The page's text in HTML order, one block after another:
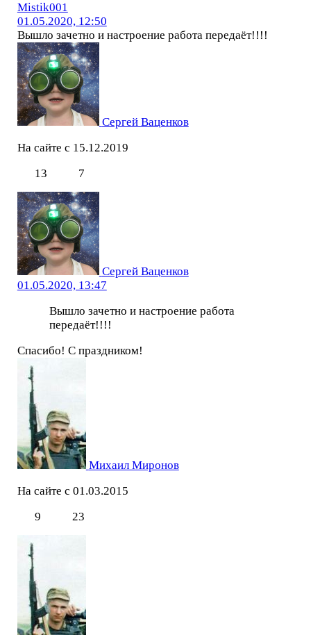
Mistik001
01.05.2020, 12:50
Вышло зачетно и настроение работа передаёт!!!!
Сергей Ваценков
На сайте с 15.12.2019
13
7
Сергей Ваценков
01.05.2020, 13:47
Вышло зачетно и настроение работа
передаёт!!!!
Спасибо! С праздником!
Михаил Миронов
На сайте с 01.03.2015
9
23